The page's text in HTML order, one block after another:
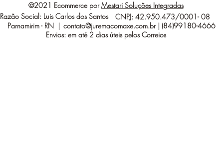
©2021 Ecommerce porMestari Soluções Integradas
Razão Social: Luis Carlos dos Santos
Parnamirim - RN |
Envios: em até 2 dias úteis pelos Correios
CNPJ: 42.950.473/0001- 08
contato@juremacomaxe.com.br| (84)99180-4666